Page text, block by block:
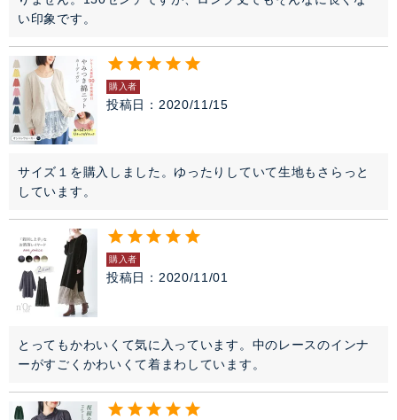
い印象です。
購入者
投稿日 2020/11/15
サイズ１を購入しました。ゆったりしていて生地もさらっと
しています。
購入者
投稿日 2020/11/01
とってもかわいくて気に入っています。中のレースのインナ
ーがすごくかわいくて着まわしています。